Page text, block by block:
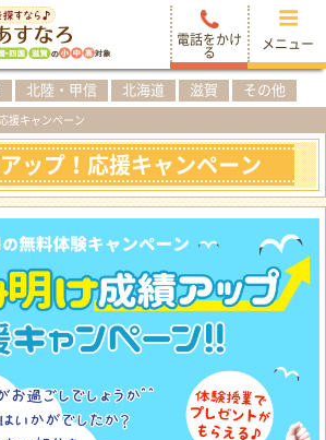
電話をかけ
る
メニュー
北陸・甲信 北海道 滋賀 その他
援キャンペーン
ップ！応援キャンペーン